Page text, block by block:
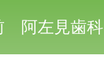
阿左見歯科